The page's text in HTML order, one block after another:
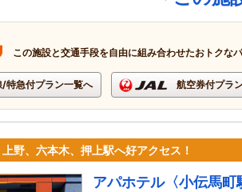
この施設と交通手段を自由に組み合わせたおトクな
/特急付プラン一覧へ 航空券付プラ
野、六本木、押上駅へ好アクセス！
アパホテル〈小伝馬町